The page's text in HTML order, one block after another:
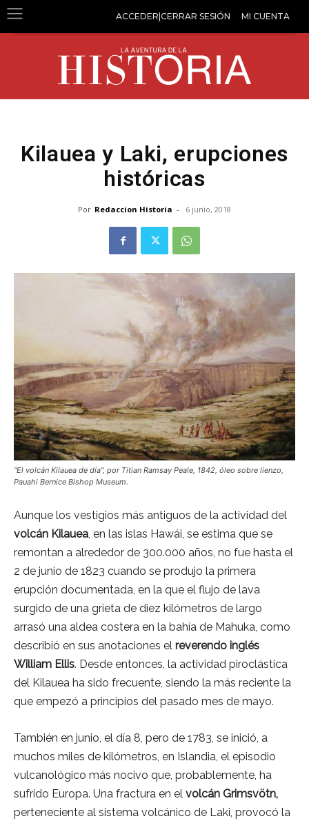
ACCEDER|CERRAR SESIÓN MI CUENTA
Kilauea y Laki, erupciones
históricas
Por Redaccion Historia - 6 junio, 2018
"El volcán Kilauea de día", por Titian Ramsay Peale, 1842, óleo sobre lienzo,
Pauahi Bernice Bishop Museum.
Aunque los vestigios más antiguos de la actividad del
volcán Kilauea, en las islas Hawái, se estima que se
remontan a alrededor de 300.000 años, no fue hasta el
2 de junio de 1823 cuando se produjo la primera
erupción documentada, en la que el flujo de lava
surgido de una grieta de diez kilómetros de largo
arrasó una aldea costera en la bahía de Mahuka, como
describió en sus anotaciones el reverendo inglés
William Ellis. Desde entonces, la actividad piroclástica
del Kilauea ha sido frecuente, siendo la más reciente la
que empezó a principios del pasado mes de mayo.
También en junio, el día 8, pero de 1783, se inició, a
muchos miles de kilómetros, en Islandia, el episodio
vulcanológico más nocivo que, probablemente, ha
sufrido Europa. Una fractura en el volcán Grimsvötn,
perteneciente al sistema volcánico de Laki, provocó la